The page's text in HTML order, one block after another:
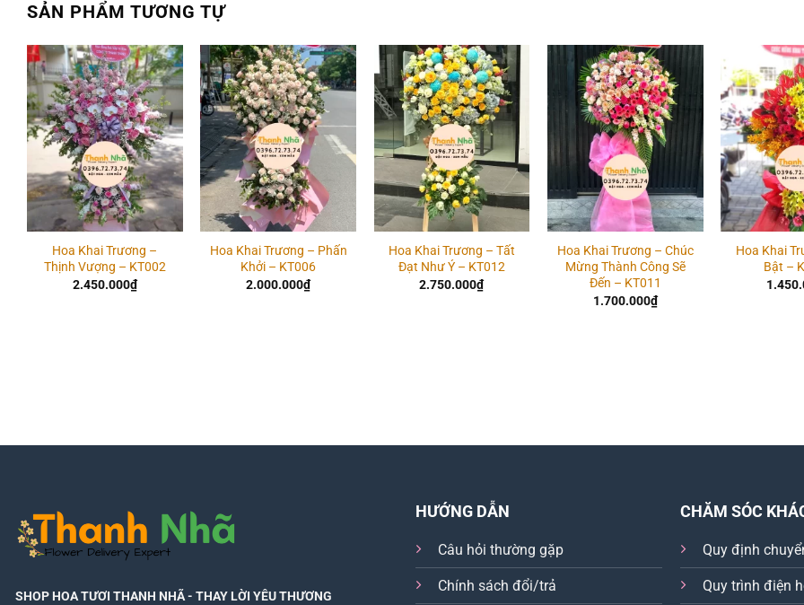
SẢN PHẨM TƯƠNG TỰ
Add to
wishlist
Hoa Khai Trương –
Thịnh Vượng – KT002
2.450.000₫
Add to
wishlist
Hoa Khai Trương – Phấn
Khởi – KT006
2.000.000₫
Add to
wishlist
Hoa Khai Trương – Tất
Đạt Như Ý – KT012
2.750.000₫
Add to
wishlist
Hoa Khai Trương – Chúc
Mừng Thành Công Sẽ
Đến – KT011
1.700.000₫
Hoa Khai
Bật –
SHOP HOA TƯƠI THANH NHÃ- THAY LỜI YÊU THƯƠNG
HƯỚNG DẪN
Câu hỏi thường gặp
Chính sách đổi/trả
CHĂM SÓC
Quy định
Quy trình điện